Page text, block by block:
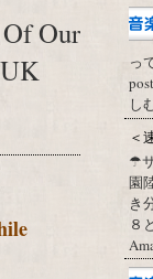
Our
っ
し
＜
☂
園
き
８